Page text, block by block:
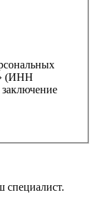
(ИНН
специалист.